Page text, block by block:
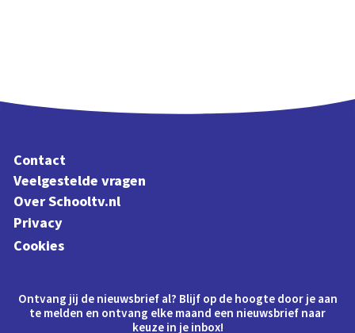
Contact
Veelgestelde vragen
Over Schooltv.nl
Privacy
Cookies
Ontvang jij de nieuwsbrief al? Blijf op de hoogte door je aan
te melden en ontvang elke maand een nieuwsbrief naar
keuze in je inbox!